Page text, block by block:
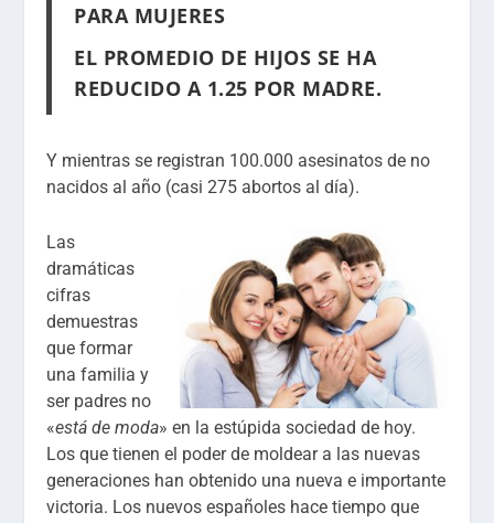
PARA MUJERES
EL PROMEDIO DE HIJOS SE HA
REDUCIDO A 1.25 POR MADRE.
Y mientras se registran 100.000 asesinatos de no
nacidos al año (casi 275 abortos al día).
Las
dramáticas
cifras
demuestras
que formar
una familia y
ser padres no
«está de moda» en la estúpida sociedad de hoy.
Los que tienen el poder de moldear a las nuevas
generaciones han obtenido una nueva e importante
victoria. Los nuevos españoles hace tiempo que